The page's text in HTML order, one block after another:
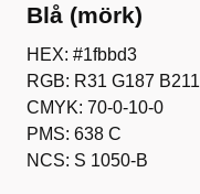
Blå (mörk)
HEX: #1fbbd3
RGB: R31 G187 B211
CMYK: 70-0-10-0
PMS: 638 C
NCS: S 1050-B